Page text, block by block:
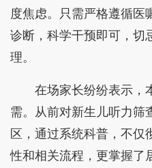
度焦虑。只需严格遵循医
诊断，科学干预即可，切
理。
在场家长纷纷表示，
需。从前对新生儿听力筛
区，通过系统科普，不仅
性和相关流程，更掌握了